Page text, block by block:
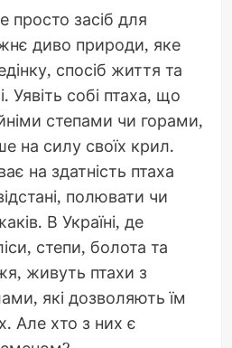
просто засіб для
диво природи, яке
спосіб життя та
Уявіть собі птаха, що
степами чи горами,
на силу своїх крил.
на здатність птаха
полювати чи
В Україні, де
степи, болота та
живуть птахи з
які дозволяють їм
Але хто з них є